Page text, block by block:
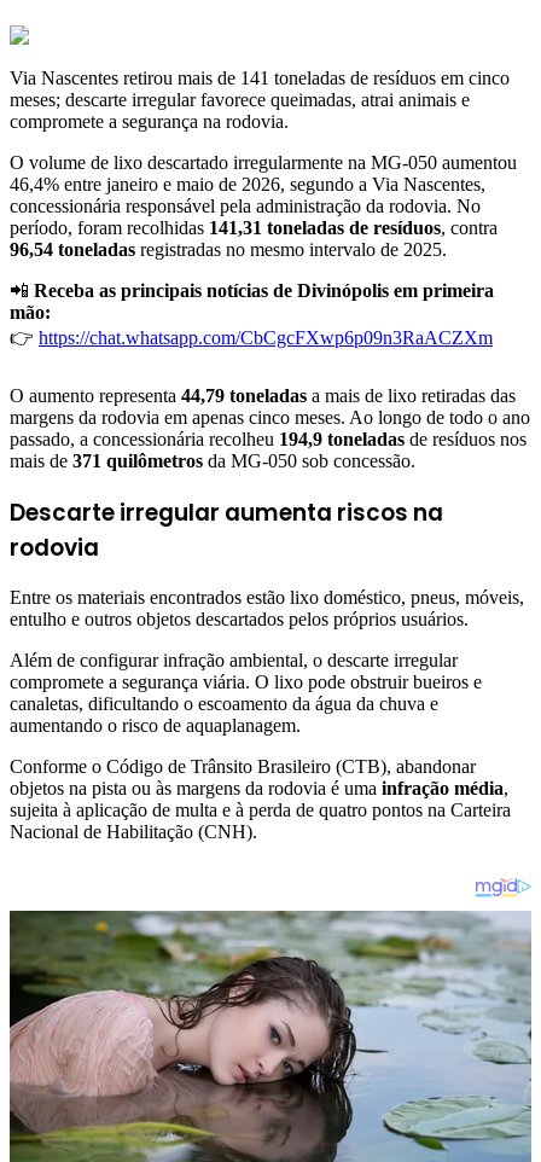
Via Nascentes retirou mais de 141 toneladas de resíduos em cinco
meses; descarte irregular favorece queimadas, atrai animais e
compromete a segurança na rodovia.
O volume de lixo descartado irregularmente na MG-050 aumentou
46,4% entre janeiro e maio de 2026, segundo a Via Nascentes,
concessionária responsável pela administração da rodovia. No
período, foram recolhidas 141,31 toneladas de resíduos, contra
96,54 toneladas registradas no mesmo intervalo de 2025.
📲 Receba as principais notícias de Divinópolis em primeira
mão:
👉 https://chat.whatsapp.com/CbCgcFXwp6p09n3RaACZXm
O aumento representa 44,79 toneladas a mais de lixo retiradas das
margens da rodovia em apenas cinco meses. Ao longo de todo o ano
passado, a concessionária recolheu 194,9 toneladas de resíduos nos
mais de 371 quilômetros da MG-050 sob concessão.
Descarte irregular aumenta riscos na
rodovia
Entre os materiais encontrados estão lixo doméstico, pneus, móveis,
entulho e outros objetos descartados pelos próprios usuários.
Além de configurar infração ambiental, o descarte irregular
compromete a segurança viária. O lixo pode obstruir bueiros e
canaletas, dificultando o escoamento da água da chuva e
aumentando o risco de aquaplanagem.
Conforme o Código de Trânsito Brasileiro (CTB), abandonar
objetos na pista ou às margens da rodovia é uma infração média,
sujeita à aplicação de multa e à perda de quatro pontos na Carteira
Nacional de Habilitação (CNH).